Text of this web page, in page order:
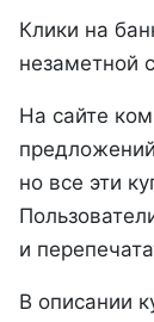
Клики на
незаметной
На сайте
но все эти
и
В описании